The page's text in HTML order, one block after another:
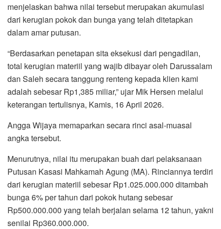
menjelaskan bahwa nilai tersebut merupakan akumulasi
dari kerugian pokok dan bunga yang telah ditetapkan
dalam amar putusan.
“Berdasarkan penetapan sita eksekusi dari pengadilan,
total kerugian materiil yang wajib dibayar oleh Darussalam
dan Saleh secara tanggung renteng kepada klien kami
adalah sebesar Rp1,385 miliar,” ujar Mik Hersen melalui
keterangan tertulisnya, Kamis, 16 April 2026.
Angga Wijaya memaparkan secara rinci asal-muasal
angka tersebut.
Menurutnya, nilai itu merupakan buah dari pelaksanaan
Putusan Kasasi Mahkamah Agung (MA). Rinciannya terdiri
dari kerugian materiil sebesar Rp1.025.000.000 ditambah
bunga 6% per tahun dari pokok hutang sebesar
Rp500.000.000 yang telah berjalan selama 12 tahun, yakni
senilai Rp360.000.000.